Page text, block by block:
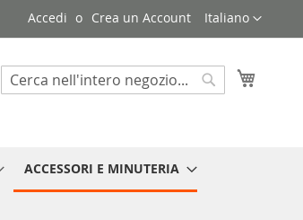
Lingua
Italiano
Accedi Crea un Account
Search
ACCESSORI E MINUTERIA